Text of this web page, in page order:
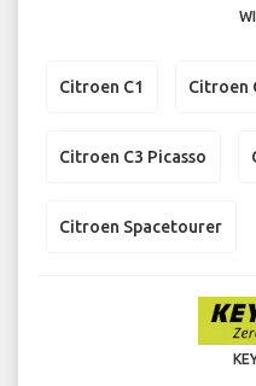
Citroen C1 Citroen
Citroen C3 Picasso
Citroen Spacetourer